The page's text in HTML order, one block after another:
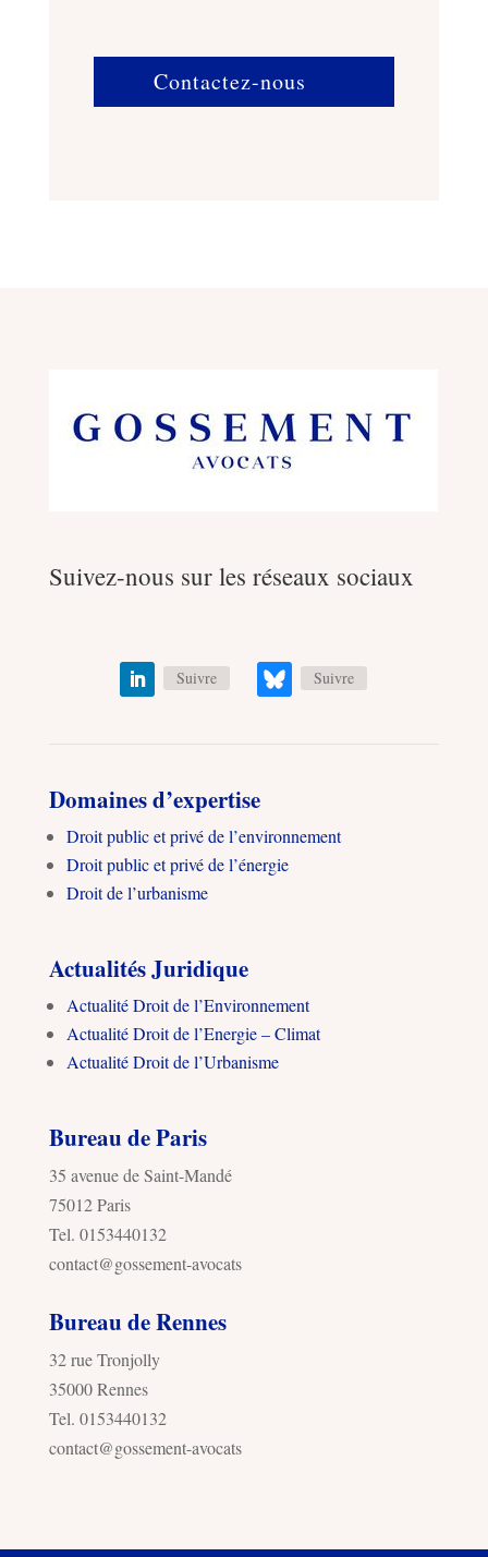
Contactez-nous
Suivez-nous sur les réseaux sociaux
Suivre Suivre
Domaines d’expertise
Droit public et privé de l’environnement
Droit public et privé de l’énergie
Droit de l’urbanisme
Actualités Juridique
Actualité Droit de l’Environnement
Actualité Droit de l’Energie – Climat
Actualité Droit de l’Urbanisme
Bureau de Paris
35 avenue de Saint-Mandé
75012 Paris
Tel. 0153440132
contact@gossement-avocats
Bureau de Rennes
32 rue Tronjolly
35000 Rennes
Tel. 0153440132
contact@gossement-avocats